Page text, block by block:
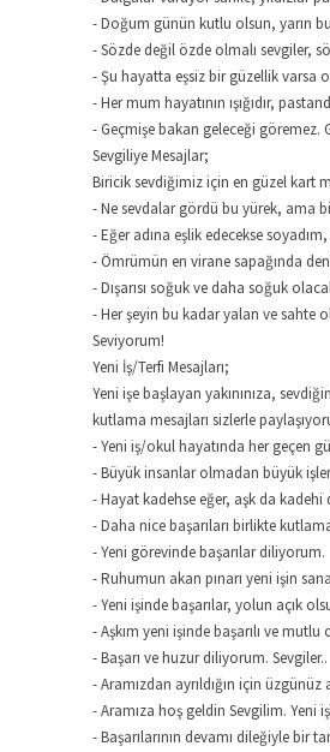
- Doğum günün kutlu olsun, yarın
- Sözde değil özde olmalı sevgiler,
- Şu hayatta eşsiz bir güzellik varsa
- Her mum hayatının ışığıdır,
- Geçmişe bakan geleceği göremez.
Sevgiliye Mesajlar;
Biricik sevdiğimiz için en güzel kart
- Ne sevdalar gördü bu yürek, ama
- Eğer adına eşlik edecekse
- Ömrümün en virane sapağında
- Dışarısı soğuk ve daha soğuk
- Her şeyin bu kadar yalan ve sahte
Seviyorum!
Yeni İş/Terfi Mesajları;
Yeni işe başlayan yakınınıza,
kutlama mesajları sizlerle
- Yeni iş/okul hayatında her geçen
- Büyük insanlar olmadan büyük
- Hayat kadehse eğer, aşk da
- Daha nice başarıları birlikte
- Yeni görevinde başarılar diliyorum.
- Ruhumun akan pınarı yeni işin
- Yeni işinde başarılar, yolun açık
- Aşkım yeni işinde başarılı ve
- Başarı ve huzur diliyorum. Sevgiler..
- Aramızdan ayrıldığın için
- Aramıza hoş geldin Sevgilim. Yeni
- Başarılarının devamı dileğiyle bir